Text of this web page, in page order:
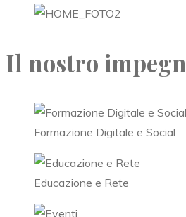
Il nostro
Formazione Digitale e Social
Educazione e Rete